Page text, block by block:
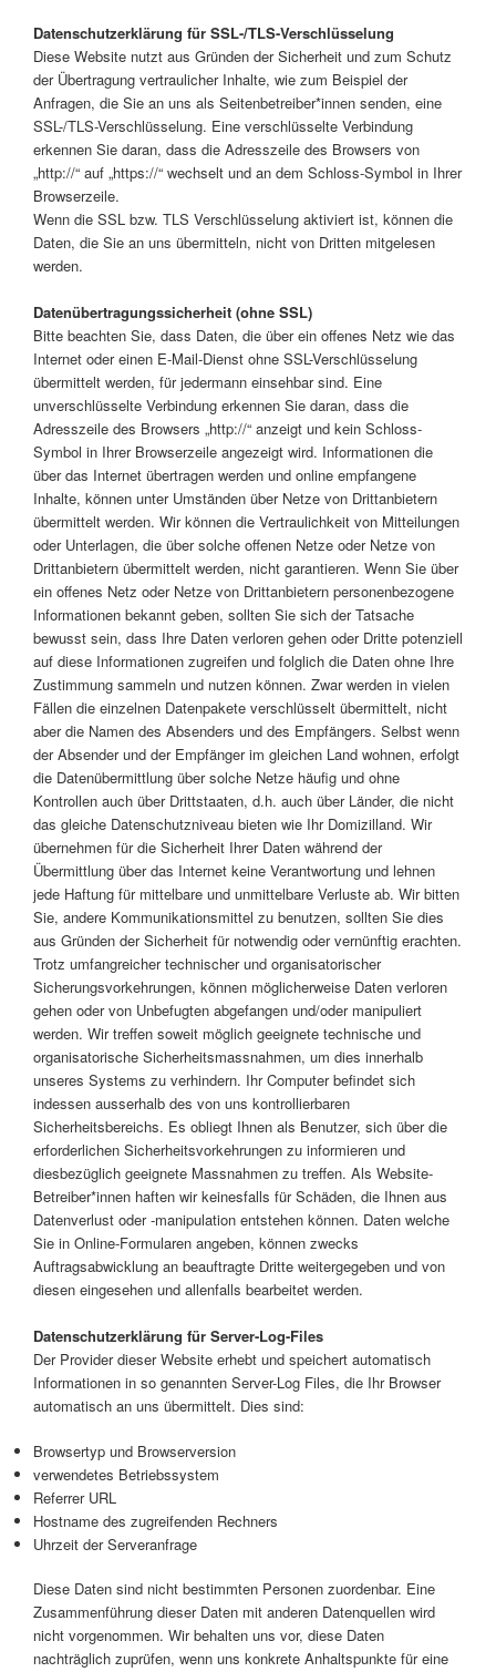
Datenschutzerklärung für SSL-/TLS-Verschlüsselung
Diese Website nutzt aus Gründen der Sicherheit und zum Schutz
der Übertragung vertraulicher Inhalte, wie zum Beispiel der
Anfragen, die Sie an uns als Seitenbetreiber*innen senden, eine
SSL-/TLS-Verschlüsselung. Eine verschlüsselte Verbindung
erkennen Sie daran, dass die Adresszeile des Browsers von
„http://“ auf „https://“ wechselt und an dem Schloss-Symbol in Ihrer
Browserzeile.
Wenn die SSL bzw. TLS Verschlüsselung aktiviert ist, können die
Daten, die Sie an uns übermitteln, nicht von Dritten mitgelesen
werden.
Datenübertragungssicherheit (ohne SSL)
Bitte beachten Sie, dass Daten, die über ein offenes Netz wie das
Internet oder einen E-Mail-Dienst ohne SSL-Verschlüsselung
übermittelt werden, für jedermann einsehbar sind. Eine
unverschlüsselte Verbindung erkennen Sie daran, dass die
Adresszeile des Browsers „http://“ anzeigt und kein Schloss-
Symbol in Ihrer Browserzeile angezeigt wird. Informationen die
über das Internet übertragen werden und online empfangene
Inhalte, können unter Umständen über Netze von Drittanbietern
übermittelt werden. Wir können die Vertraulichkeit von Mitteilungen
oder Unterlagen, die über solche offenen Netze oder Netze von
Drittanbietern übermittelt werden, nicht garantieren. Wenn Sie über
ein offenes Netz oder Netze von Drittanbietern personenbezogene
Informationen bekannt geben, sollten Sie sich der Tatsache
bewusst sein, dass Ihre Daten verloren gehen oder Dritte potenziell
auf diese Informationen zugreifen und folglich die Daten ohne Ihre
Zustimmung sammeln und nutzen können. Zwar werden in vielen
Fällen die einzelnen Datenpakete verschlüsselt übermittelt, nicht
aber die Namen des Absenders und des Empfängers. Selbst wenn
der Absender und der Empfänger im gleichen Land wohnen, erfolgt
die Datenübermittlung über solche Netze häufig und ohne
Kontrollen auch über Drittstaaten, d.h. auch über Länder, die nicht
das gleiche Datenschutzniveau bieten wie Ihr Domizilland. Wir
übernehmen für die Sicherheit Ihrer Daten während der
Übermittlung über das Internet keine Verantwortung und lehnen
jede Haftung für mittelbare und unmittelbare Verluste ab. Wir bitten
Sie, andere Kommunikationsmittel zu benutzen, sollten Sie dies
aus Gründen der Sicherheit für notwendig oder vernünftig erachten.
Trotz umfangreicher technischer und organisatorischer
Sicherungsvorkehrungen, können möglicherweise Daten verloren
gehen oder von Unbefugten abgefangen und/oder manipuliert
werden. Wir treffen soweit möglich geeignete technische und
organisatorische Sicherheitsmassnahmen, um dies innerhalb
unseres Systems zu verhindern. Ihr Computer befindet sich
indessen ausserhalb des von uns kontrollierbaren
Sicherheitsbereichs. Es obliegt Ihnen als Benutzer, sich über die
erforderlichen Sicherheitsvorkehrungen zu informieren und
diesbezüglich geeignete Massnahmen zu treffen. Als Website-
Betreiber*innen haften wir keinesfalls für Schäden, die Ihnen aus
Datenverlust oder -manipulation entstehen können. Daten welche
Sie in Online-Formularen angeben, können zwecks
Auftragsabwicklung an beauftragte Dritte weitergegeben und von
diesen eingesehen und allenfalls bearbeitet werden.
Datenschutzerklärung für Server-Log-Files
Der Provider dieser Website erhebt und speichert automatisch
Informationen in so genannten Server-Log Files, die Ihr Browser
automatisch an uns übermittelt. Dies sind:
Browsertyp und Browserversion
verwendetes Betriebssystem
Referrer URL
Hostname des zugreifenden Rechners
Uhrzeit der Serveranfrage
Diese Daten sind nicht bestimmten Personen zuordenbar. Eine
Zusammenführung dieser Daten mit anderen Datenquellen wird
nicht vorgenommen. Wir behalten uns vor, diese Daten
nachträglich zuprüfen, wenn uns konkrete Anhaltspunkte für eine